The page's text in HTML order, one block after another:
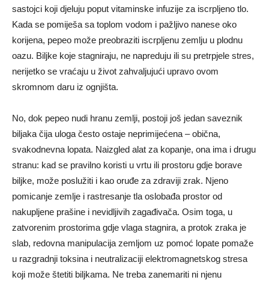
sastojci koji djeluju poput vitaminske infuzije za iscrpljeno tlo.
Kada se pomiješa sa toplom vodom i pažljivo nanese oko
korijena, pepeo može preobraziti iscrpljenu zemlju u plodnu
oazu. Biljke koje stagniraju, ne napreduju ili su pretrpjele stres,
nerijetko se vraćaju u život zahvaljujući upravo ovom
skromnom daru iz ognjišta.
No, dok pepeo nudi hranu zemlji, postoji još jedan saveznik
biljaka čija uloga često ostaje neprimijećena – obična,
svakodnevna lopata. Naizgled alat za kopanje, ona ima i drugu
stranu: kad se pravilno koristi u vrtu ili prostoru gdje borave
biljke, može poslužiti i kao oruđe za zdraviji zrak. Njeno
pomicanje zemlje i rastresanje tla oslobađa prostor od
nakupljene prašine i nevidljivih zagađivača. Osim toga, u
zatvorenim prostorima gdje vlaga stagnira, a protok zraka je
slab, redovna manipulacija zemljom uz pomoć lopate pomaže
u razgradnji toksina i neutralizaciji elektromagnetskog stresa
koji može štetiti biljkama. Ne treba zanemariti ni njenu